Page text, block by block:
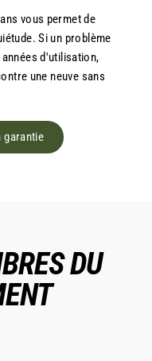
vous permet de
Si un problème
d'utilisation,
une neuve sans
garantie
DU